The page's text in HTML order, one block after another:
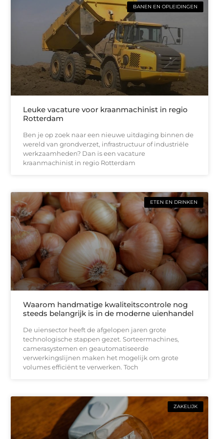
BANEN EN OPLEIDINGEN
Leuke vacature voor kraanmachinist in regio
Rotterdam
Ben je op zoek naar een nieuwe uitdaging binnen de
wereld van grondverzet, infrastructuur of industriële
werkzaamheden? Dan is een vacature
kraanmachinist in regio Rotterdam
ETEN EN DRINKEN
Waarom handmatige kwaliteitscontrole nog
steeds belangrijk is in de moderne uienhandel
De uiensector heeft de afgelopen jaren grote
technologische stappen gezet. Sorteermachines,
camerasystemen en geautomatiseerde
verwerkingslijnen maken het mogelijk om grote
volumes efficiënt te verwerken. Toch
ZAKELIJK